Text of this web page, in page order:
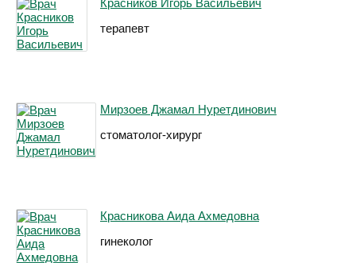
Красников Игорь Васильевич
терапевт
Мирзоев Джамал Нуретдинович
стоматолог-хирург
Красникова Аида Ахмедовна
гинеколог